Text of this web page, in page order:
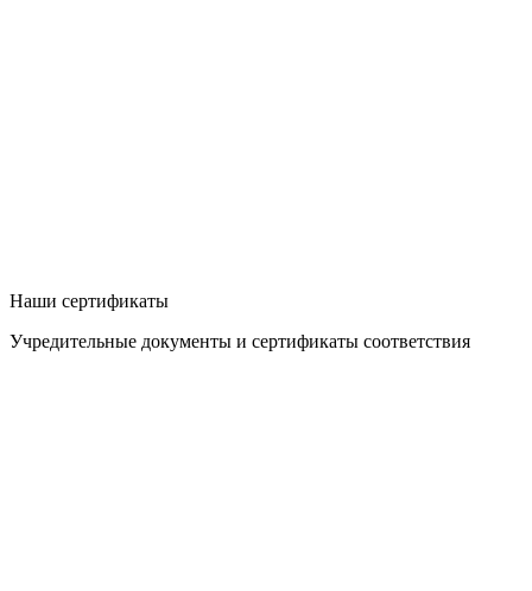
Наши сертификаты
Учредительные документы и сертификаты соответствия